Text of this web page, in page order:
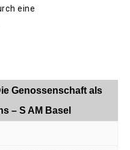
eine
Genossenschaft als
– S AM Basel